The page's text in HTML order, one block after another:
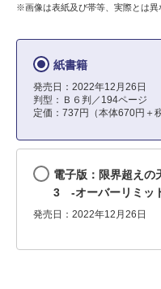
※画像は表紙及び帯等、実際とは異
紙書籍
発売日：2022年12月26日
判型：Ｂ６判／194ページ
定価：737円（本体670円＋税
電子版：限界超えの
3 ‐オーバーリミッ
発売日：2022年12月26日